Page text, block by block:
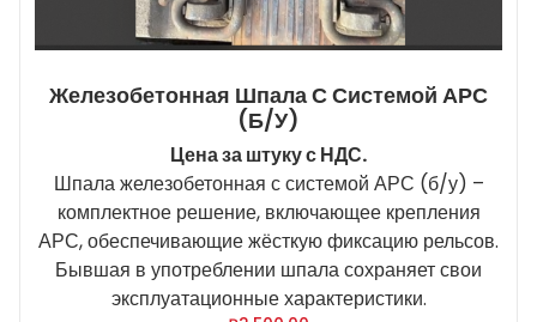
Железобетонная Шпала С Системой АРС
(б/у)
Цена за штуку с НДС.
Шпала железобетонная с системой АРС (б/у) –
комплектное решение, включающее крепления
АРС, обеспечивающие жёсткую фиксацию рельсов.
Бывшая в употреблении шпала сохраняет свои
эксплуатационные характеристики.